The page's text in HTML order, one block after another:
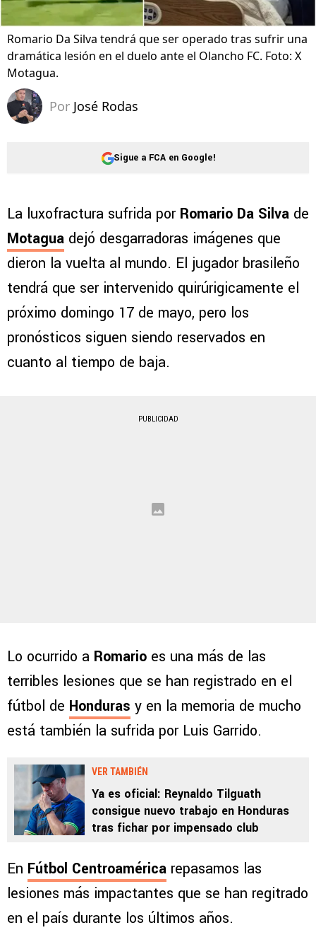
Romario Da Silva tendrá que ser operado tras sufrir una
dramática lesión en el duelo ante el Olancho FC. Foto: X
Motagua.
Por José Rodas
Sigue a FCA en Google!
La luxofractura sufrida por Romario Da Silva de
Motagua dejó desgarradoras imágenes que
dieron la vuelta al mundo. El jugador brasileño
tendrá que ser intervenido quirúrigicamente el
próximo domingo 17 de mayo, pero los
pronósticos siguen siendo reservados en
cuanto al tiempo de baja.
PUBLICIDAD
Lo ocurrido a Romario es una más de las
terribles lesiones que se han registrado en el
fútbol de Honduras y en la memoria de mucho
está también la sufrida por Luis Garrido.
VER TAMBIÉN
Ya es oficial: Reynaldo Tilguath
consigue nuevo trabajo en Honduras
tras fichar por impensado club
En Fútbol Centroamérica repasamos las
lesiones más impactantes que se han regitrado
en el país durante los últimos años.